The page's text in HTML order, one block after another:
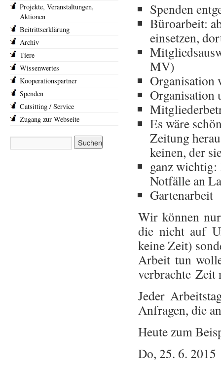
Spenden
Büroarbeit:
einsetzen,
MV)
Organisation
Organisation
Es wäre
Zeitung
keinen, der
ganz
Notfälle an
Gartenarbeit
Wir können
die nicht auf
keine Zeit)
Arbeit tun
verbrachte Zeit
Jeder
Anfragen, die
Heute zum
Do, 25. 6. 2015
Projekte, Veranstaltungen,
Aktionen
Beitrittserklärung
Archiv
Tiere
Wissenwertes
Kooperationspartner
Spenden
Catsitting / Service
Zugang zur Webseite